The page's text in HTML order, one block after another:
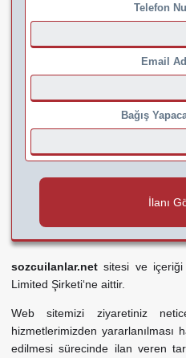
Telefon
Email
Bağış
İlanı
sozcuilanlar.netsitesi ve içeriği
Limited Şirketi‘ne aittir.
Web sitemizi ziyaretiniz
hizmetlerimizden
edilmesi sürecinde ilan veren